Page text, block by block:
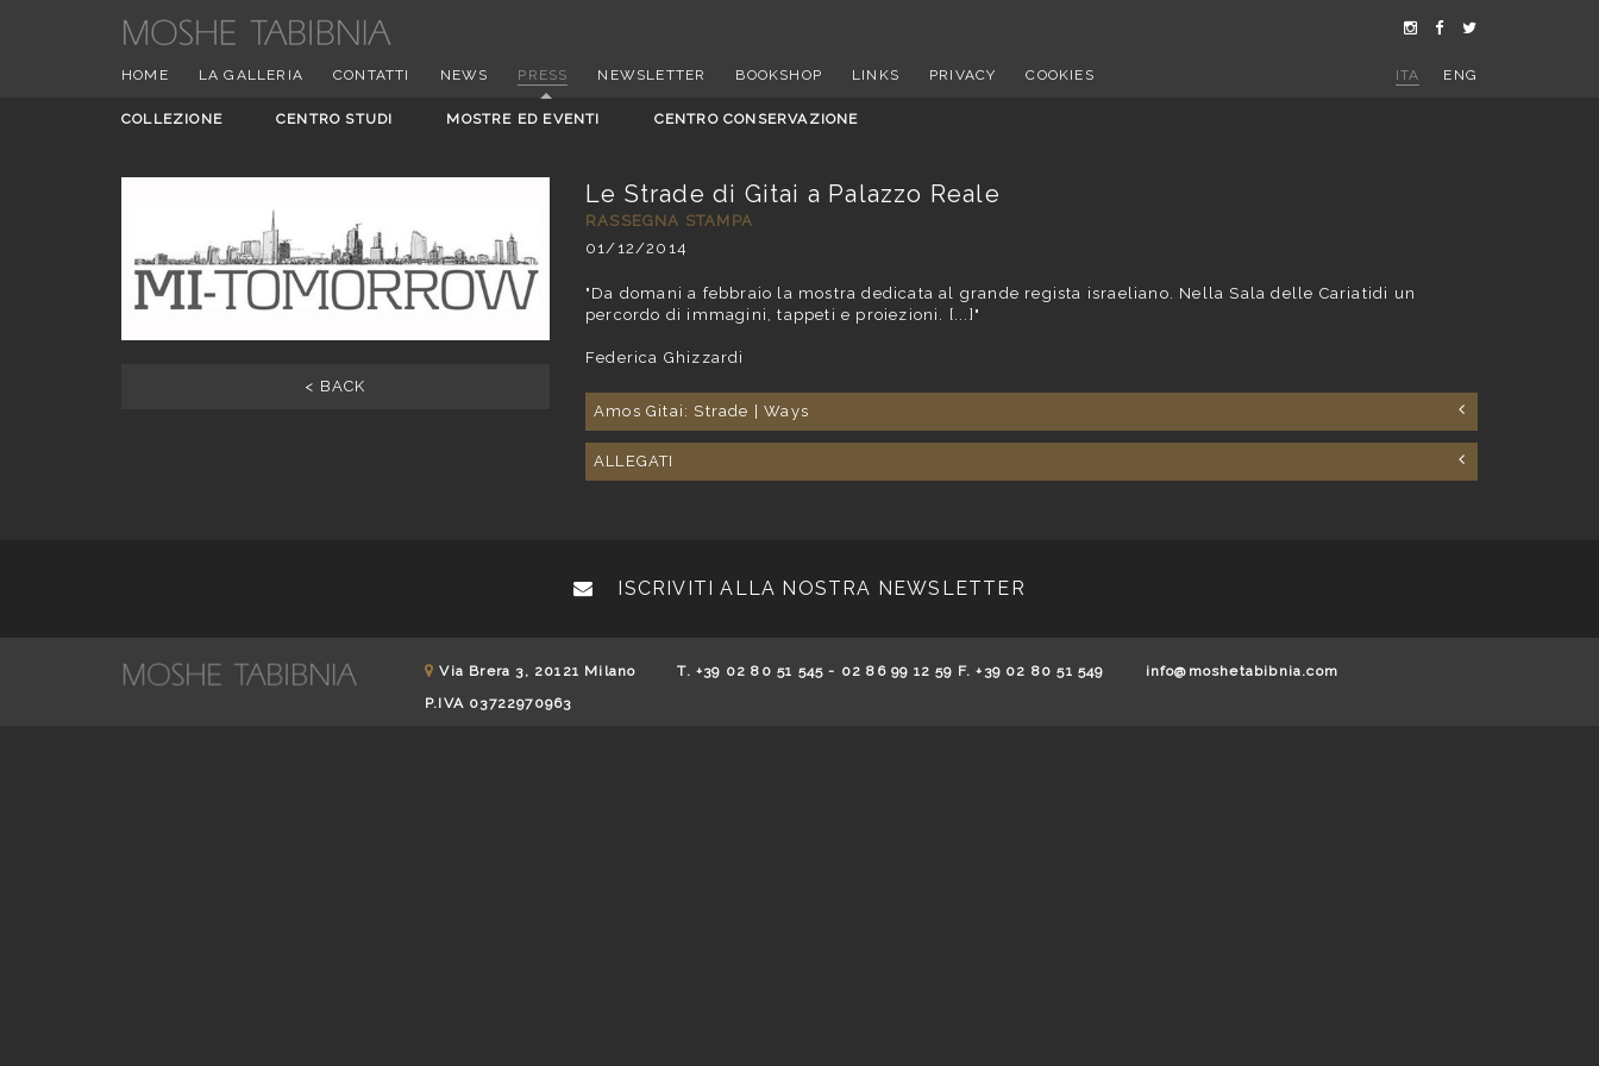
HOME LA GALLERIA CONTATTI NEWS PRESS NEWSLETTER BOOKSHOP LINKS PRIVACY COOKIES ITA ENG
COLLEZIONE CENTRO STUDI MOSTRE ED EVENTI CENTRO CONSERVAZIONE
Le Strade di Gitai a Palazzo Reale
RASSEGNA STAMPA
01/12/2014
"Da domani a febbraio la mostra dedicata al grande regista israeliano. Nella Sala delle Cariatidi un
percordo di immagini, tappeti e proiezioni. [...]"
Federica Ghizzardi
Amos Gitai: Strade | Ways
ALLEGATI
< BACK
ISCRIVITI ALLA NOSTRA NEWSLETTER
Via Brera 3, 20121 Milano T. +39 02 80 51 545 - 02 86 99 12 59 F. +39 02 80 51 549
info@moshetabibnia.com
P.IVA 03722970963